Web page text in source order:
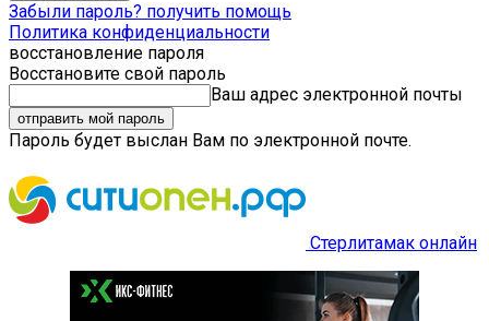
Забыли пароль? получить помощь
Политика конфиденциальности
восстановление пароля
Восстановите свой пароль
Ваш адрес электронной почты
Пароль будет выслан Вам по электронной почте.
Стерлитамак онлайн